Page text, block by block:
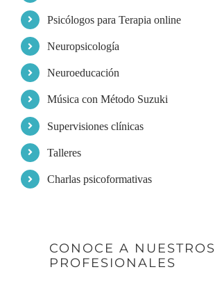
Psicólogos para Terapia online
Neuropsicología
Neuroeducación
Música con Método Suzuki
Supervisiones clínicas
Talleres
Charlas psicoformativas
CONOCE A NUESTROS
PROFESIONALES